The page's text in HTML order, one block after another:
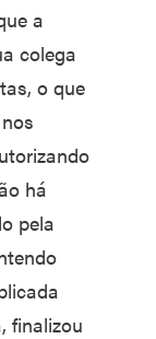
a
colega
o que
há
pela
finalizou